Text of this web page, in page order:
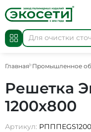
Главная Промышленное
Решетка
1200х800
Артикул: